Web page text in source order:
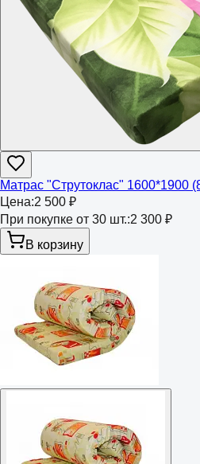
Матрас "Струтоклас" 1600*1900
Цена:2 500 ₽
При покупке от 30 шт.:2 300 ₽
В корзину